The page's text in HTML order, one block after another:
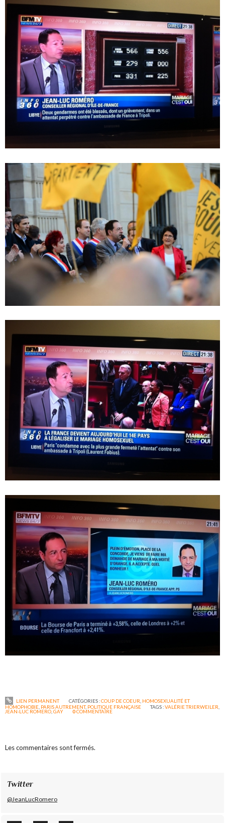
LIEN PERMANENT CATÉGORIES :COUP DE COEUR, HOMOSEXUALITÉ ET
HOMOPHOBIE PARIS AUTREMENT, POLITIQUE FRANÇAISE TAGS :VALÉRIE TRIERWEILER
JEAN-LUC ROMERO ,GAY 0COMMENTAIRE
Les commentaires sont fermés.
Twitter
@JeanLucRomero